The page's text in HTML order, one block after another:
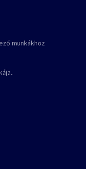
munkákhoz